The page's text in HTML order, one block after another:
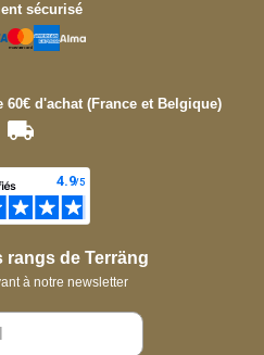
sécurisé
d'achat (France et Belgique)
rangs de Terräng
à notre newsletter